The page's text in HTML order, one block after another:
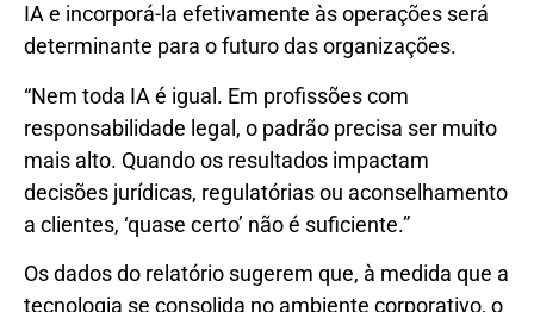
IA e incorporá-la efetivamente às operações será
determinante para o futuro das organizações.
“Nem toda IA é igual. Em profissões com
responsabilidade legal, o padrão precisa ser muito
mais alto. Quando os resultados impactam
decisões jurídicas, regulatórias ou aconselhamento
a clientes, ‘quase certo’ não é suficiente.”
Os dados do relatório sugerem que, à medida que a
tecnologia se consolida no ambiente corporativo, o